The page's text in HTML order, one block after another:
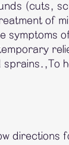
(cuts,
of
symptoms
directions